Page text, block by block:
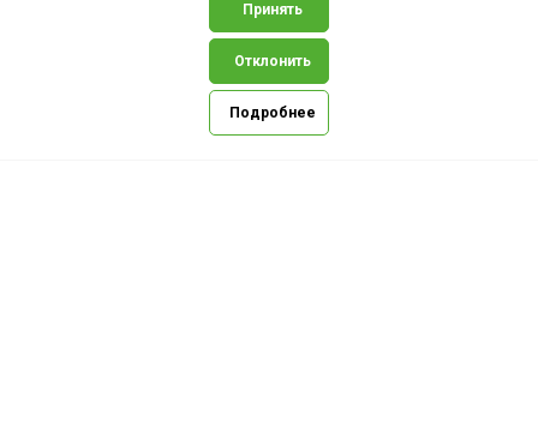
Принять
Отклонить
Подробнее